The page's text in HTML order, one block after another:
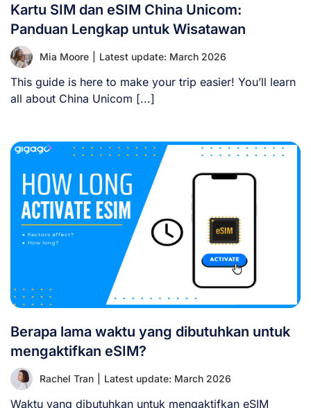
Kartu SIM dan eSIM China Unicom:
Panduan Lengkap untuk Wisatawan
Mia Moore Latest update: March 2026
This guide is here to make your trip easier! You’ll learn
all about China Unicom [...]
Berapa lama waktu yang dibutuhkan untuk
mengaktifkan eSIM?
Rachel Tran Latest update: March 2026
Waktu yang dibutuhkan untuk mengaktifkan eSIM